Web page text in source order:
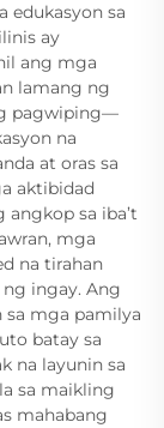
edukasyon sa
ay
ang mga
lamang ng
pagwiping—
na
at oras sa
aktibidad
sa iba’t
mga
na tirahan
ingay. Ang
mga pamilya
batay sa
na layunin sa
sa maikling
mahabang